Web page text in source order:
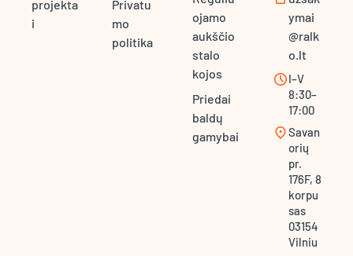
projekta
i
Privatu
mo
politika
ojamo
aukščio
stalo
kojos
Priedai
baldų
gamybai
ymai
@ralk
o.lt
scheduleI–V
8:30–
17:00
location_onSavan
orių
pr.
176F, 8
korpu
sas
03154
Vilniu